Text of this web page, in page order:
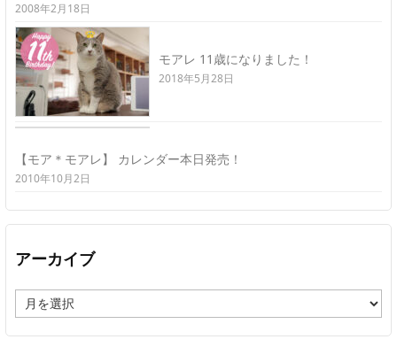
2008年2月18日
モアレ 11歳になりました！
2018年5月28日
【モア＊モアレ】 カレンダー本日発売！
2010年10月2日
アーカイブ
ー
カ